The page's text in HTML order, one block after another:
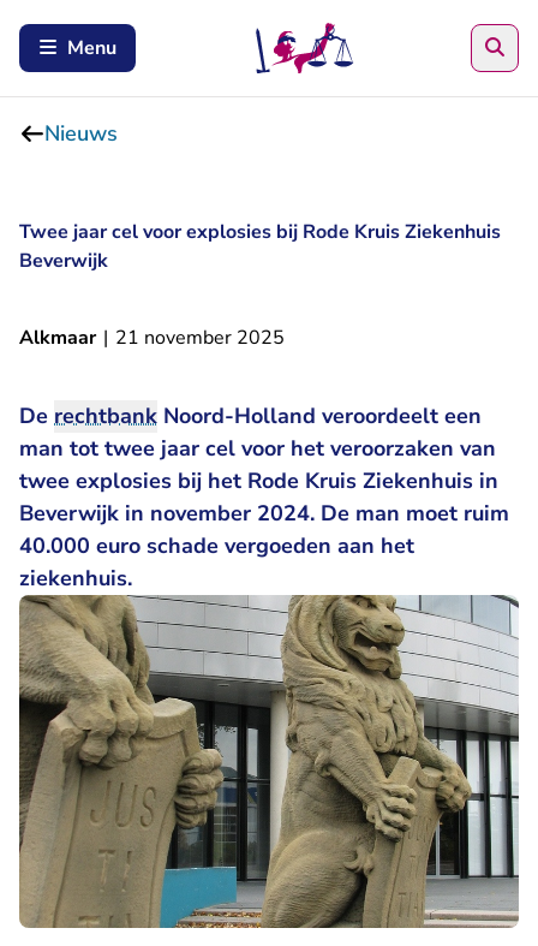
Menu
Nieuws
Twee jaar cel voor explosies bij Rode Kruis Ziekenhuis
Beverwijk
Alkmaar | 21 november 2025
De rechtbank Noord-Holland veroordeelt een
man tot twee jaar cel voor het veroorzaken van
twee explosies bij het Rode Kruis Ziekenhuis in
Beverwijk in november 2024. De man moet ruim
40.000 euro schade vergoeden aan het
ziekenhuis.